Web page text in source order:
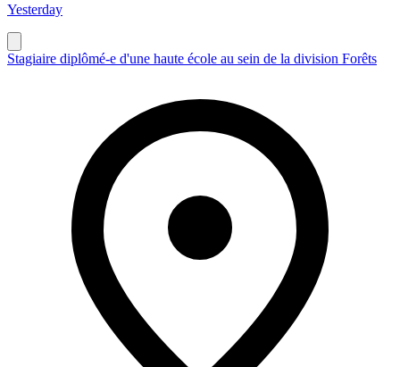
Yesterday
Stagiaire diplômé-e d'une haute école au sein de la division Forêts